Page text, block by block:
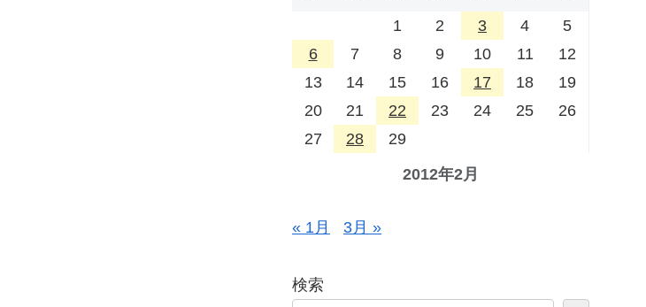
2012年2月
1 2 3 4
5
6
7 8 9 10 11
12
13
14 15 16 17 18
19
20
21 22 23 24 25
26
27
28 29
« 1月 3月 »
検索